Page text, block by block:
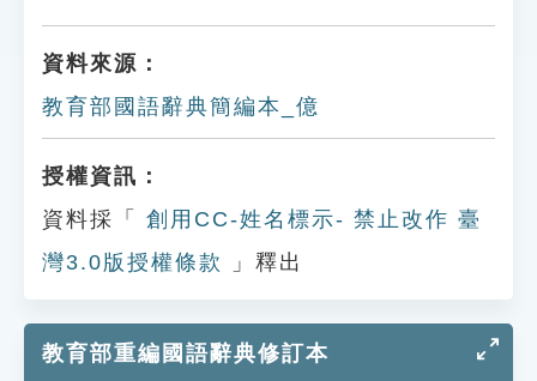
資料來源：
教育部國語辭典簡編本_億
授權資訊：
資料採「
創用CC-姓名標示- 禁止改作 臺
灣3.0版授權條款
」釋出
教育部重編國語辭典修訂本